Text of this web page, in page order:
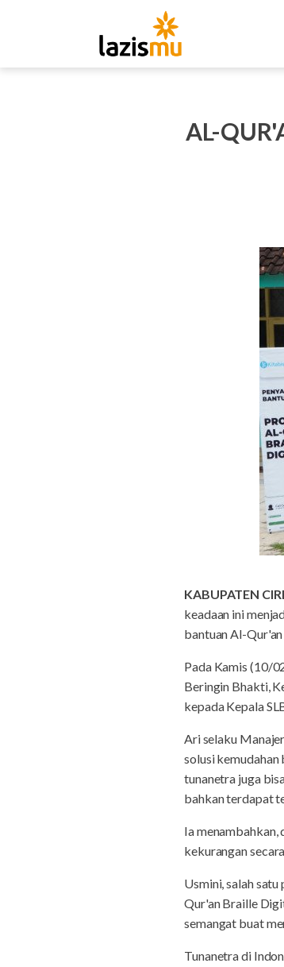
AL-
KABUPATEN
keadaan ini
bantuan Al-
Pada Kamis (10/
Beringin Bhakti,
kepada Kepala
Ari selaku
solusi
tunanetra juga
bahkan terdapat
Ia
kekurangan
Usmini, salah
Qur'an Braille
semangat buat
Tunanetra di